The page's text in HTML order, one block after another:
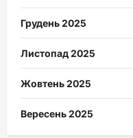
Грудень 2025
Листопад 2025
Жовтень 2025
Вересень 2025